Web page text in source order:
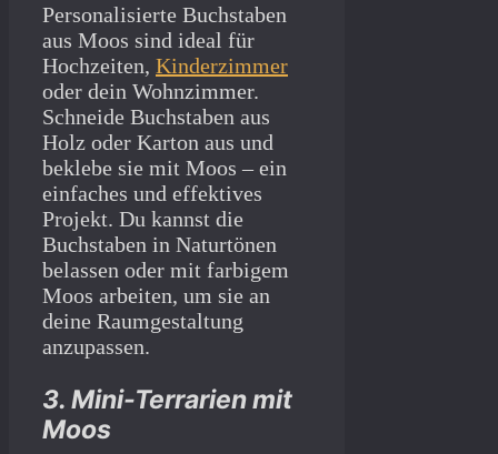
Personalisierte Buchstaben
aus Moos sind ideal für
Hochzeiten, Kinderzimmer
oder dein Wohnzimmer.
Schneide Buchstaben aus
Holz oder Karton aus und
beklebe sie mit Moos – ein
einfaches und effektives
Projekt. Du kannst die
Buchstaben in Naturtönen
belassen oder mit farbigem
Moos arbeiten, um sie an
deine Raumgestaltung
anzupassen.
3. Mini-Terrarien mit
Moos